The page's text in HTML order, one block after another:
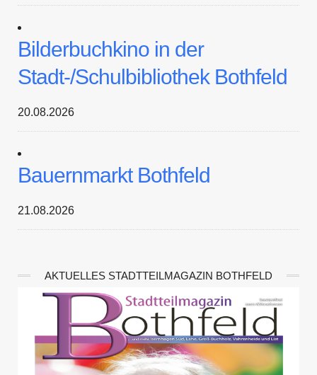
Bilderbuchkino in der
Stadt-/Schulbibliothek Bothfeld
20.08.2026
Bauernmarkt Bothfeld
21.08.2026
AKTUELLES STADTTEILMAGAZIN BOTHFELD